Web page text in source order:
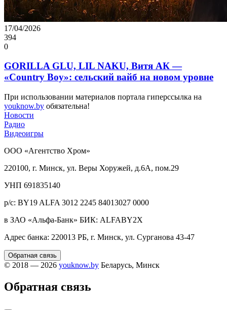
17/04/2026
394
0
GORILLA GLU, LIL NAKU, Витя АК —
«Country Boy»: сельский вайб на новом уровне
При использовании материалов портала гиперссылка на
youknow.by обязательна!
Новости
Радио
Видеоигры
ООО «Агентство Хром»
220100, г. Минск, ул. Веры Хоружей, д.6А, пом.29
УНП 691835140
р/с: BY19 ALFA 3012 2245 84013027 0000
в ЗАО «Альфа-Банк» БИК: ALFABY2X
Адрес банка: 220013 РБ, г. Минск, ул. Сурганова 43-47
Обратная связь
© 2018 — 2026 youknow.by Беларусь, Минск
Обратная связь